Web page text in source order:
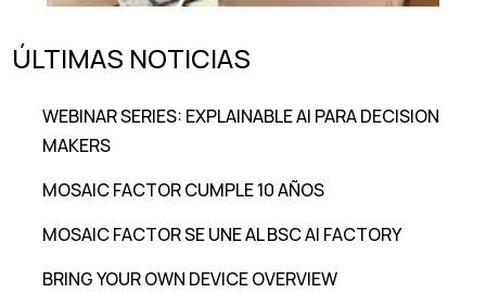
ÚLTIMAS NOTICIAS
WEBINAR SERIES: EXPLAINABLE AI PARA DECISION
MAKERS
MOSAIC FACTOR CUMPLE 10 AÑOS
MOSAIC FACTOR SE UNE AL BSC AI FACTORY
BRING YOUR OWN DEVICE OVERVIEW